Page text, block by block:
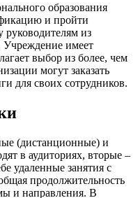
образования
и пройти
руководителям из
Учреждение имеет
выбор из более, чем
могут заказать
для своих сотрудников.
(дистанционные) и
в аудиториях, вторые –
удаленные занятия с
продолжительность
и направления. В